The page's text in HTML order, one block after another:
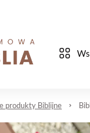
produkty Biblijne